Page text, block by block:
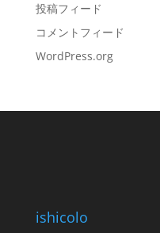
投稿フィード
コメントフィード
WordPress.org
ishicolo